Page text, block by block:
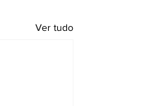
Ver tudo